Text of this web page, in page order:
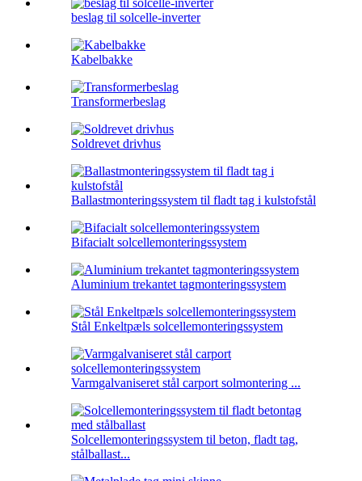
beslag til solcelle-inverter
Kabelbakke
Transformerbeslag
Soldrevet drivhus
Ballastmonteringssystem til fladt tag i kulstofstål
Bifacialt solcellemonteringssystem
Aluminium trekantet tagmonteringssystem
Stål Enkeltpæls solcellemonteringssystem
Varmgalvaniseret stål carport solmontering ...
Solcellemonteringssystem til beton, fladt tag,
stålballast...